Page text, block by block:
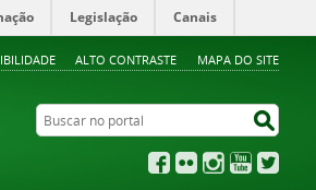
ALTO CONTRASTE MAPA DO SITE
Legislação Canais
Buscar no portal
Facebook
Flickr InstagramYouTube